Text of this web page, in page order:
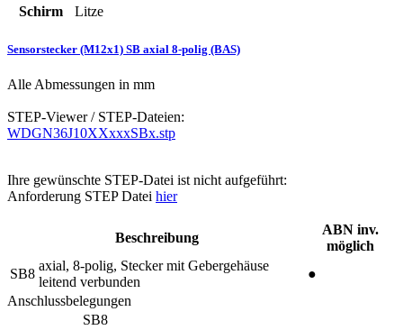
Schirm
Litze
Sensorstecker (M12x1) SB axial 8-polig (BAS)
Alle Abmessungen in mm
STEP-Viewer / STEP-Dateien:
WDGN36J10XXxxxSBx.stp
Ihre gewünschte STEP-Datei ist nicht aufgeführt:
Anforderung STEP Datei hier
Beschreibung
ABN inv.
möglich
SB8
axial, 8-polig, Stecker mit Gebergehäuse
leitend verbunden
●
Anschlussbelegungen
SB8